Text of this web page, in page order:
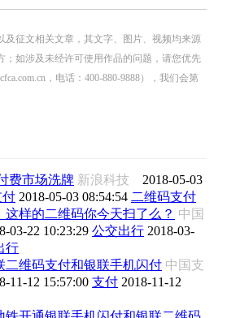
及征文相关文章，其文字、图片、视频均来源
；如涉及未经许可使用作品的问题，请您优先
，电话：400-880-9888），我们会第
费市场洗牌 新浪科技 2018-05-03
付 2018-05-03 08:54:54 二维码支付
样的二维码你今天扫了么？ 中国
03-22 10:23:29 公交出行 2018-03-
行
二维码支付和银联手机闪付 中国支
11-12 15:57:00 支付 2018-11-12